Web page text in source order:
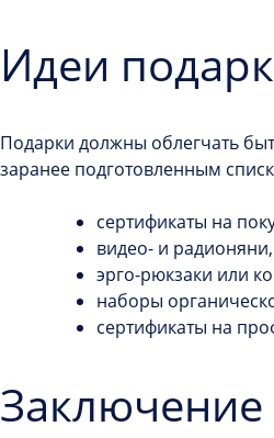
Идеи
Подарки должны облегчать
заранее подготовленным
сертификаты на
видео- и
эрго-рюкзаки или
наборы
сертификаты на
Заключение